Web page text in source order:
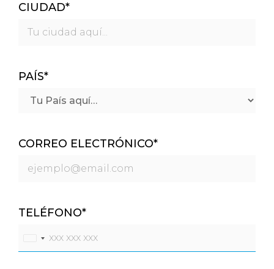
CIUDAD*
PAÍS*
CORREO ELECTRÓNICO*
TELÉFONO*
n